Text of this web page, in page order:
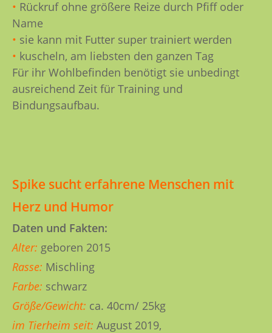
• Rückruf ohne größere Reize durch Pfiff oder
Name
• sie kann mit Futter super trainiert werden
• kuscheln, am liebsten den ganzen Tag
Für ihr Wohlbefinden benötigt sie unbedingt
ausreichend Zeit für Training und
Bindungsaufbau.
Spike sucht erfahrene Menschen mit
Herz und Humor
Daten und Fakten:
Alter: geboren 2015
Rasse: Mischling
Farbe: schwarz
Größe/Gewicht: ca. 40cm/ 25kg
im Tierheim seit: August 2019,